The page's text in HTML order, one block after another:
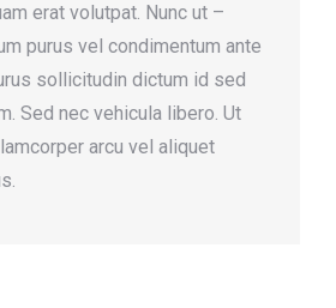
erat volutpat. Nunc ut –
purus vel condimentum ante
sollicitudin dictum id sed
Sed nec vehicula libero. Ut
arcu vel aliquet